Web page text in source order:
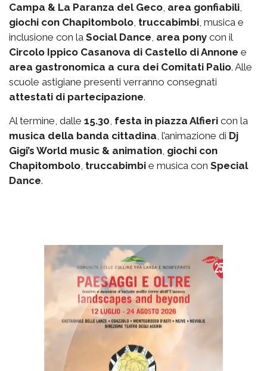
Campa & La Paranza del Geco area gonfiabili
giochi con Chapitombolo truccabimbi , musica e
inclusione con la Social Dance area pony con il
Circolo Ippico Casanova di Castello di Annone e
area gastronomica a cura dei Comitati Palio. Alle
scuole astigiane presenti verranno consegnati
attestati di partecipazione.
Al termine, dalle 15.30 festa in piazza Alfieri con la
musica della banda cittadina , l’animazione di Dj
Gigi’s World music & animation giochi con
Chapitombolo truccabimbi e musica con Special
Dance.